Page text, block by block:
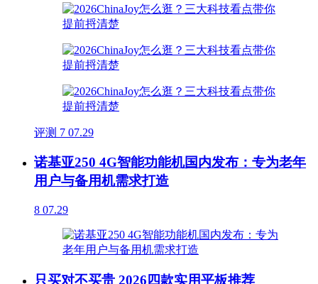
评测 7 07.29
诺基亚250 4G智能功能机国内发布：专为老年
用户与备用机需求打造
8 07.29
只买对不买贵 2026四款实用平板推荐